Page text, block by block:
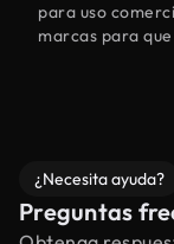
para uso
marcas para
¿Necesita ayuda?
Preguntas